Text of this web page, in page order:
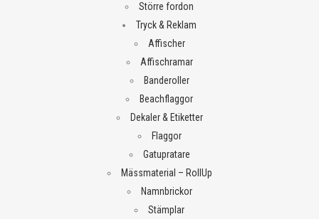
Större fordon
Tryck & Reklam
Affischer
Affischramar
Banderoller
Beachflaggor
Dekaler & Etiketter
Flaggor
Gatupratare
Mässmaterial – RollUp
Namnbrickor
Stämplar